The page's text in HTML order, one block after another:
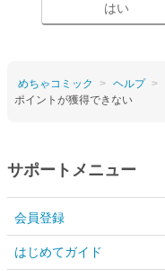
はい
めちゃコミック ヘルプ
ポイントが獲得できない
サポートメニュー
会員登録
はじめてガイド